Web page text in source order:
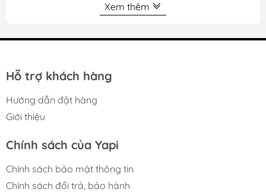
Xem thêm
Hỗ trợ khách hàng
Hướng dẫn đặt hàng
Giới thiệu
Chính sách của Yapi
Chính sách bảo mật thông tin
Chính sách đổi trả, bảo hành